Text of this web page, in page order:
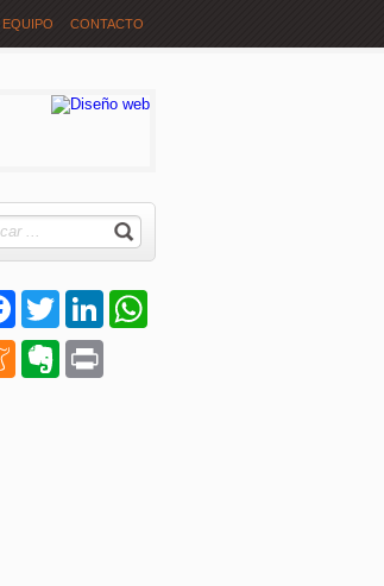
EQUIPO CONTACTO
FacebookTwitter LinkedIn
MeneameEvernote